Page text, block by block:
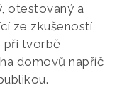
otestovaný a
ze zkušeností,
při tvorbě
domovů napříč